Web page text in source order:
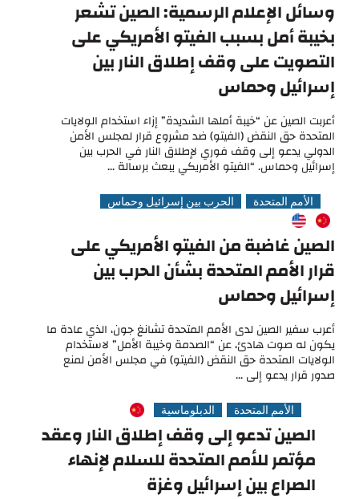
وسائل الإعلام الرسمية: الصين تشعر
بخيبة أمل بسبب الفيتو الأمريكي على
التصويت على وقف إطلاق النار بين
إسرائيل وحماس
أعربت الصين عن “خيبة أملها الشديدة” إزاء استخدام الولايات
المتحدة حق النقض (الفيتو) ضد مشروع قرار لمجلس الأمن
الدولي يدعو إلى وقف فوري لإطلاق النار في الحرب بين
إسرائيل وحماس. “الفيتو الأمريكي يبعث برسالة ...
الأمم المتحدة الحرب بين إسرائيل وحماس
الصين غاضبة من الفيتو الأمريكي على
قرار الأمم المتحدة بشأن الحرب بين
إسرائيل وحماس
أعرب سفير الصين لدى الأمم المتحدة تشانغ جون، الذي عادة ما
يكون له صوت هادئ، عن “الصدمة وخيبة الأمل” لاستخدام
الولايات المتحدة حق النقض (الفيتو) في مجلس الأمن لمنع
صدور قرار يدعو إلى ...
الأمم المتحدة الدبلوماسية
الصين تدعو إلى وقف إطلاق النار وعقد
مؤتمر للأمم المتحدة للسلام لإنهاء
الصراع بين إسرائيل وغزة